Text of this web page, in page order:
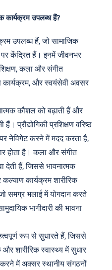
कार्यक्रम उपलब्ध हैं?
उपलब्ध हैं, जो सामाजिक
केंद्रित हैं। इनमें जीवनभर
कला और संगीत
कार्यक्रम, और स्वयंसेवी अवसर
कौशल को बढ़ाती हैं और
प्रौद्योगिकी प्रशिक्षण वरिष्ठ
पर नेविगेट करने में मदद करता है,
होता है। कला और संगीत
देती हैं, जिससे भावनात्मक
कार्यक्रम शारीरिक
समग्र भलाई में योगदान करते
भागीदारी की भावना
रूप से सुधारते हैं, जिससे
शारीरिक स्वास्थ्य में सुधार
करने में अक्सर स्थानीय संगठनों